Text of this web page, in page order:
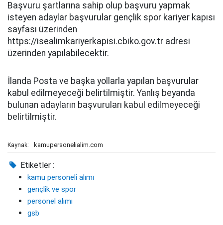
Başvuru şartlarına sahip olup başvuru yapmak
isteyen adaylar başvurular gençlik spor kariyer kapısı
sayfası üzerinden
https://isealimkariyerkapisi.cbiko.gov.tr adresi
üzerinden yapılabilecektir.
İlanda Posta ve başka yollarla yapılan başvurular
kabul edilmeyeceği belirtilmiştir. Yanlış beyanda
bulunan adayların başvuruları kabul edilmeyeceği
belirtilmiştir.
Kaynak: kamupersonelialim.com
Etiketler :
kamu personeli alımı
gençlik ve spor
personel alımı
gsb